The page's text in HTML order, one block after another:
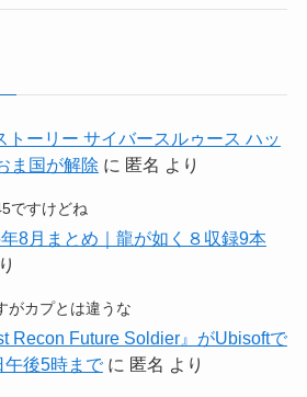
トーリー サイバースルゥース ハッ
ま国が解除 に 匿名 より
ですけどね
8月まとめ｜龍が如く８収録9本
がカプとは違うな
Recon Future Soldier』がUbisoftで
午後5時までに 匿名 より